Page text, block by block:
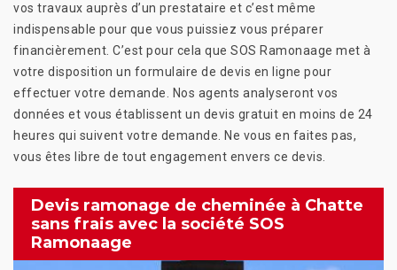
vos travaux auprès d’un prestataire et c’est même
indispensable pour que vous puissiez vous préparer
financièrement. C’est pour cela que SOS Ramonaage met à
votre disposition un formulaire de devis en ligne pour
effectuer votre demande. Nos agents analyseront vos
données et vous établissent un devis gratuit en moins de 24
heures qui suivent votre demande. Ne vous en faites pas,
vous êtes libre de tout engagement envers ce devis.
Devis ramonage de cheminée à Chatte
sans frais avec la société SOS
Ramonaage